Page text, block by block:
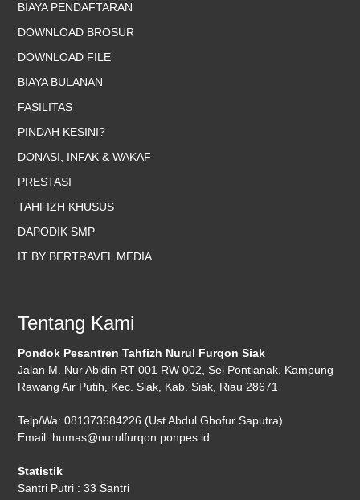
BIAYA PENDAFTARAN
DOWNLOAD BROSUR
DOWNLOAD FILE
BIAYA BULANAN
FASILITAS
PINDAH KESINI?
DONASI, INFAK & WAKAF
PRESTASI
TAHFIZH KHUSUS
DAPODIK SMP
IT BY BERTRAVEL MEDIA
Tentang Kami
Pondok Pesantren Tahfizh Nurul Furqon Siak
Jalan M. Nur Abidin RT 001 RW 002, Sei Pontianak, Kampung
Rawang Air Putih, Kec. Siak, Kab. Siak, Riau 28671
Telp/Wa: 081373684226 (Ust Abdul Ghofur Saputra)
Email: humas@nurulfurqon.ponpes.id
Statistik
Santri Putri : 33 Santri